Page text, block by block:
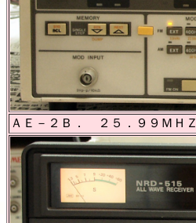
ＡＥ－２Ｂ． ２５．９９ＭＨＺ